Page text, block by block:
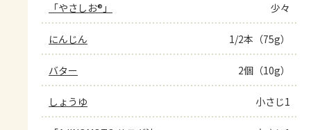
「やさしお®」 少々
にんじん 1/2本（75g）
バター 2個（10g）
しょうゆ 小さじ1